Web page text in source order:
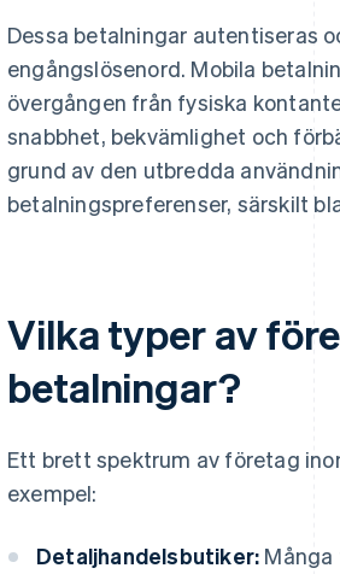
Dessa betalningar autentiseras
engångslösenord. Mobila
övergången från fysiska
snabbhet, bekvämlighet och
grund av den utbredda
betalningspreferenser, särskilt
Vilka typer av
betalningar?
Ett brett spektrum av företag
exempel:
Detaljhandelsbutiker: